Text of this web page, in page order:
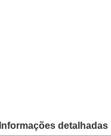
Informações detalhadas